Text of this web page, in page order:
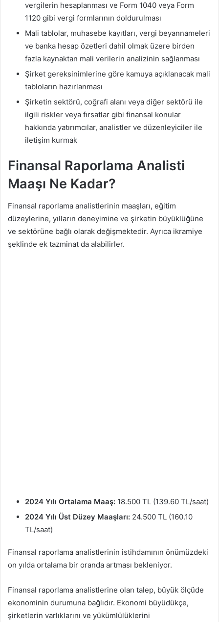
vergilerin hesaplanması ve Form 1040 veya Form
1120 gibi vergi formlarının doldurulması
Mali tablolar, muhasebe kayıtları, vergi beyannameleri
ve banka hesap özetleri dahil olmak üzere birden
fazla kaynaktan mali verilerin analizinin sağlanması
Şirket gereksinimlerine göre kamuya açıklanacak mali
tabloların hazırlanması
Şirketin sektörü, coğrafi alanı veya diğer sektörü ile
ilgili riskler veya fırsatlar gibi finansal konular
hakkında yatırımcılar, analistler ve düzenleyiciler ile
iletişim kurmak
Finansal Raporlama Analisti
Maaşı Ne Kadar?
Finansal raporlama analistlerinin maaşları, eğitim
düzeylerine, yılların deneyimine ve şirketin büyüklüğüne
ve sektörüne bağlı olarak değişmektedir. Ayrıca ikramiye
şeklinde ek tazminat da alabilirler.
2024 Yılı Ortalama Maaş: 18.500 TL (139.60 TL/saat)
2024 Yılı Üst Düzey Maaşları: 24.500 TL (160.10
TL/saat)
Finansal raporlama analistlerinin istihdamının önümüzdeki
on yılda ortalama bir oranda artması bekleniyor.
Finansal raporlama analistlerine olan talep, büyük ölçüde
ekonominin durumuna bağlıdır. Ekonomi büyüdükçe,
şirketlerin varlıklarını ve yükümlülüklerini